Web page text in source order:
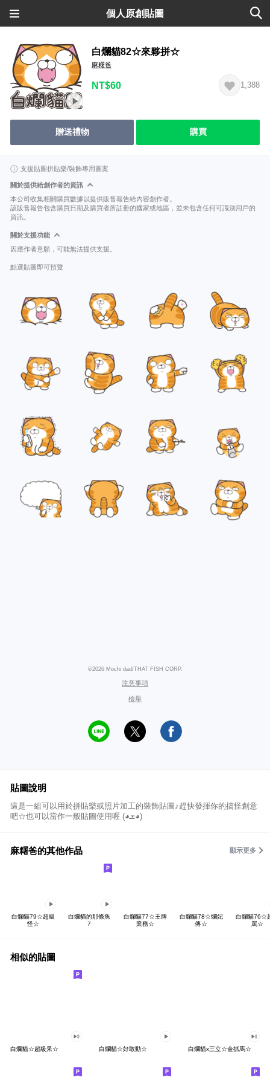
個人原創貼圖
白爛貓82☆來夥拼☆
麻糬爸
NT$60 1,388
贈送禮物 購買
支援貼圖拼貼樂/裝飾專用圖案
關於提供給創作者的資訊
本公司收集相關購買數據以提供販售報告給內容創作者。
該販售報告包含購買日期及購買者所註冊的國家或地區，並未包含任何可識別用戶的
資訊。
關於支援功能
因應作者意願，可能無法提供支援。
點選貼圖即可預覽
©2026 Mochi dad/THAT FISH CORP.
注意事項
檢舉
貼圖說明
這是一組可以用於拼貼樂或照片加工的裝飾貼圖♪趕快發揮你的搞怪創意
吧☆也可以當作一般貼圖使用喔 (◕ܫ◕)
麻糬爸的其他作品 顯示更多
白爛貓79☆超級
怪☆
白爛貓的那條魚
7
白爛貓77☆王牌
業務☆
白爛貓78☆爛妃
傳☆
白爛貓76☆
罵☆
相似的貼圖
白爛貓☆超級呆☆ 白爛貓☆好敢動☆ 白爛貓x三立☆金抓馬☆